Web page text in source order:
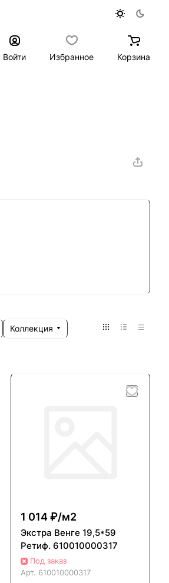
Войти
Избранное Корзина
Коллекция
1 014 ₽/м2
Экстра Венге 19,5*59
Ретиф. 610010000317
Под заказ
Арт. 610010000317